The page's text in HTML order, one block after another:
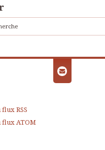
RSS
flux ATOM